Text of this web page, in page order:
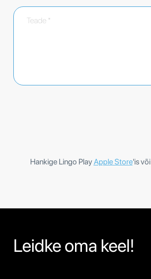
Hankige Lingo PlayApple Store'is või
Leidke oma keel!